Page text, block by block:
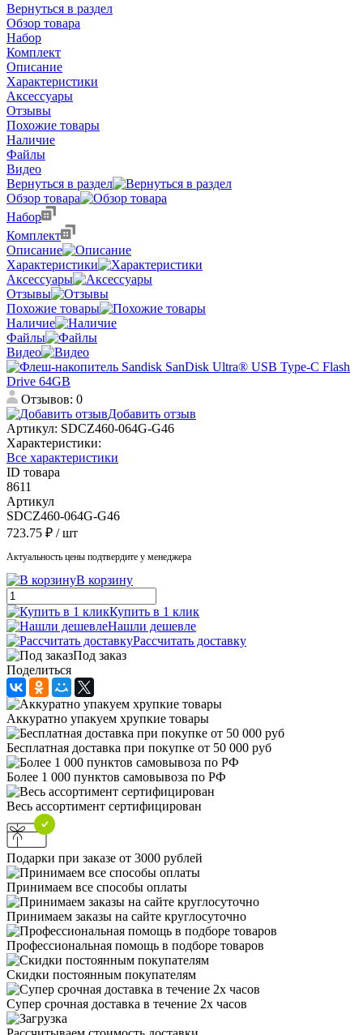
Вернуться в раздел
Обзор товара
Набор
Комплект
Описание
Характеристики
Аксессуары
Отзывы
Похожие товары
Наличие
Файлы
Видео
Вернуться в раздел
Обзор товара
Набор
Комплект
Описание
Характеристики
Аксессуары
Отзывы
Похожие товары
Наличие
Файлы
Видео
Отзывов: 0
Добавить отзыв
Артикул: SDCZ460-064G-G46
Характеристики:
Все характеристики
ID товара
8611
Артикул
SDCZ460-064G-G46
723.75 ₽ / шт
Актуальность цены подтвердите у менеджера
В корзину
Купить в 1 клик
Нашли дешевле
Рассчитать доставку
Под заказ
Поделиться
Аккуратно упакуем хрупкие товары
Бесплатная доставка при покупке от 50 000 руб
Более 1 000 пунктов самовывоза по РФ
Весь ассортимент сертифицирован
Подарки при заказе от 3000 рублей
Принимаем все способы оплаты
Принимаем заказы на сайте круглосуточно
Профессиональная помощь в подборе товаров
Скидки постоянным покупателям
Супер срочная доставка в течение 2х часов